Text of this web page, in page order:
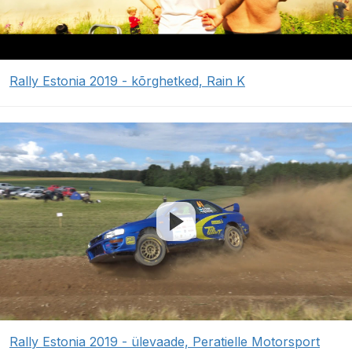
Rally Estonia 2019 - kõrghetked, Rain K
Rally Estonia 2019 - ülevaade, Peratielle Motorsport